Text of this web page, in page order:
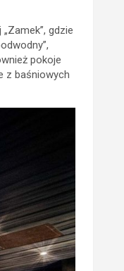
gdzie
pokoje
z baśniowych